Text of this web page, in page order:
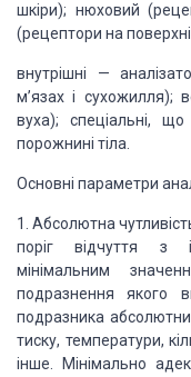
шкіри); нюховий
(рецептори на поверхні
внутрішні —
м’язах і сухожилля);
вуха); спеціальні,
порожнині тіла.
Основні параметри
1. Абсолютна
поріг відчуття з
мінімальним
подразнення якого
подразника
тиску, температури,
інше. Мінімально